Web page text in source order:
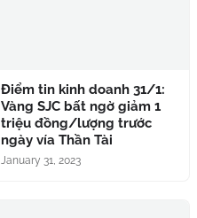
Điểm tin kinh doanh 31/1:
Vàng SJC bất ngờ giảm 1
triệu đồng/lượng trước
ngày vía Thần Tài
January 31, 2023